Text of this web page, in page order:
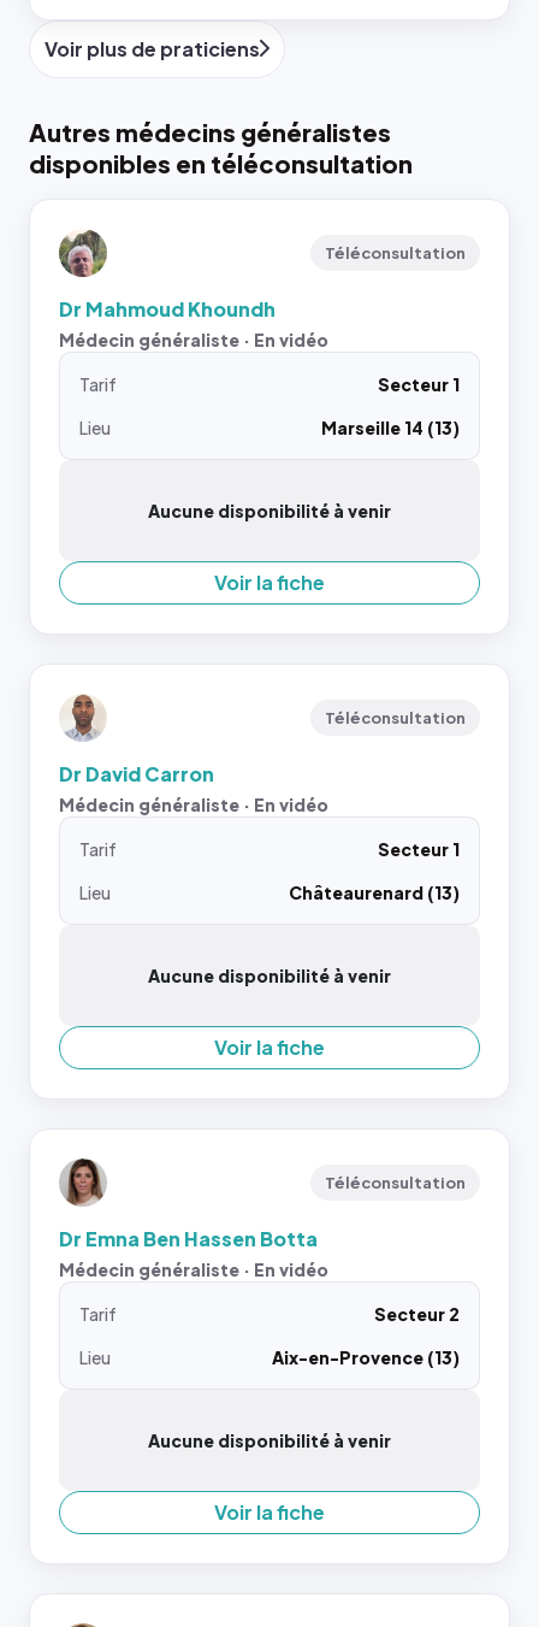
Voir plus de praticiens
Autres médecins généralistes
disponibles en téléconsultation
Téléconsultation
Dr Mahmoud Khoundh
Médecin généraliste · En vidéo
Tarif
Secteur 1
Lieu
Marseille 14 (13)
Aucune disponibilité à venir
Voir la fiche
Téléconsultation
Dr David Carron
Médecin généraliste · En vidéo
Tarif
Secteur 1
Lieu
Châteaurenard (13)
Aucune disponibilité à venir
Voir la fiche
Téléconsultation
Dr Emna Ben Hassen Botta
Médecin généraliste · En vidéo
Tarif
Secteur 2
Lieu
Aix-en-Provence (13)
Aucune disponibilité à venir
Voir la fiche